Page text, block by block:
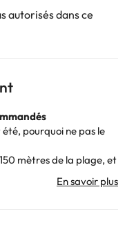
autorisés dans ce
pourquoi ne pas le
mètres de la plage, et
pour des vacances
de rêve pour profiter de